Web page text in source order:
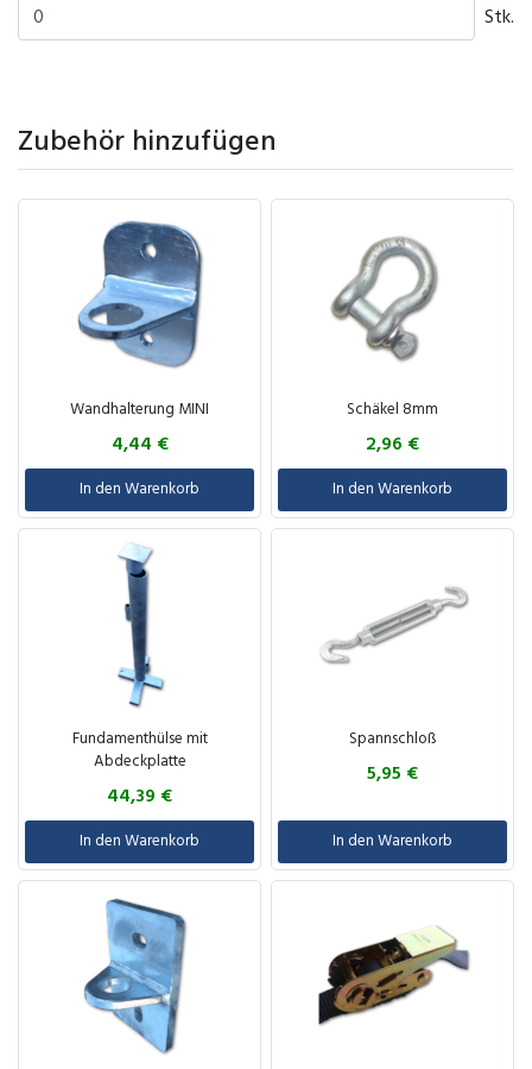
Stk.
Zubehör hinzufügen
Wandhalterung MINI
4,44 €
In den Warenkorb
Schäkel 8mm
2,96 €
In den Warenkorb
Zum Warenkorb hinzugefügt
Fundamenthülse mit
Abdeckplatte
44,39 €
In den Warenkorb
Zum Warenkorb hinzugefügt
Spannschloß
5,95 €
In den Warenkorb
Zum Warenkorb hinzugefügt Zum Warenkorb hinzugefügt
Zum Warenkorb hinzugefügt